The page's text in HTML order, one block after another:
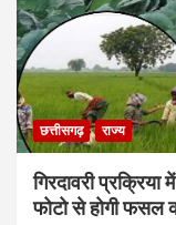
छत्तीसगढ़ राज्य
गिरदावरी
फोटो से होगी फसल